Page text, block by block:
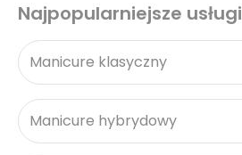
Najpopularniejsze usługi
Manicure klasyczny
Manicure hybrydowy